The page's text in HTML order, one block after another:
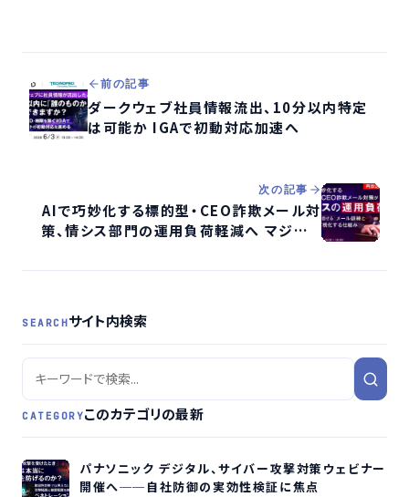
前の記事
ダークウェブ社員情報流出、10分以内特定
は可能か IGAで初動対応加速へ
次の記事
AIで巧妙化する標的型・CEO詐欺メール対
策、情シス部門の運用負荷軽減へ マジセミ
SEARCHサイト内検索
CATEGORYこのカテゴリの最新
パナソニック デジタル、サイバー攻撃対策ウェビナー
開催へ──自社防御の実効性検証に焦点